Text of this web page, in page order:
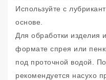
Используйте с
основе.
Для обработки изделия
формате спрея или
под проточной водой.
рекомендуется насухо